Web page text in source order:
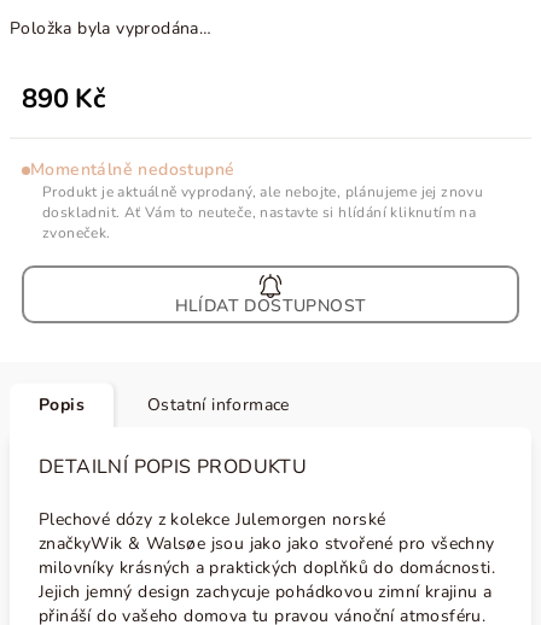
Položka byla vyprodána…
890 Kč
Momentálně nedostupné
Produkt je aktuálně vyprodaný, ale nebojte, plánujeme jej znovu
doskladnit. Ať Vám to neuteče, nastavte si hlídání kliknutím na
zvoneček.
HLÍDAT
Popis Ostatní informace
DETAILNÍ POPIS PRODUKTU
Plechové dózy z kolekce Julemorgen norské
značkyWik & Walsøe jsou jako jako stvořené pro všechny
milovníky krásných a praktických doplňků do domácnosti.
Jejich jemný design zachycuje pohádkovou zimní krajinu a
přináší do vašeho domova tu pravou vánoční atmosféru.